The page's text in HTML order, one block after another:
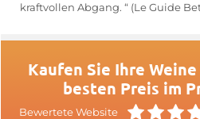
kraftvollen Abgang. “ (Le Guide
Kaufen Sie Ihre
besten Preis im
Bewertete Website